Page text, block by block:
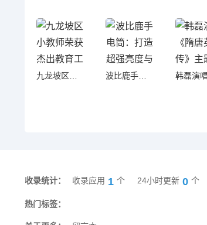
收录统计： 收录应用 1 个 24小时更新 0 个
热门标签：